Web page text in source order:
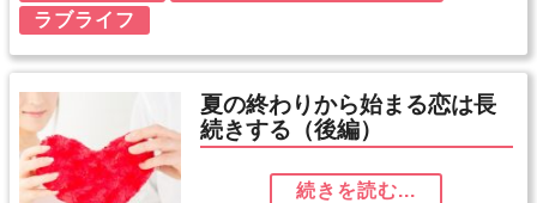
ラブライフ
夏の終わりから始まる恋は長
続きする（後編）
続きを読む...